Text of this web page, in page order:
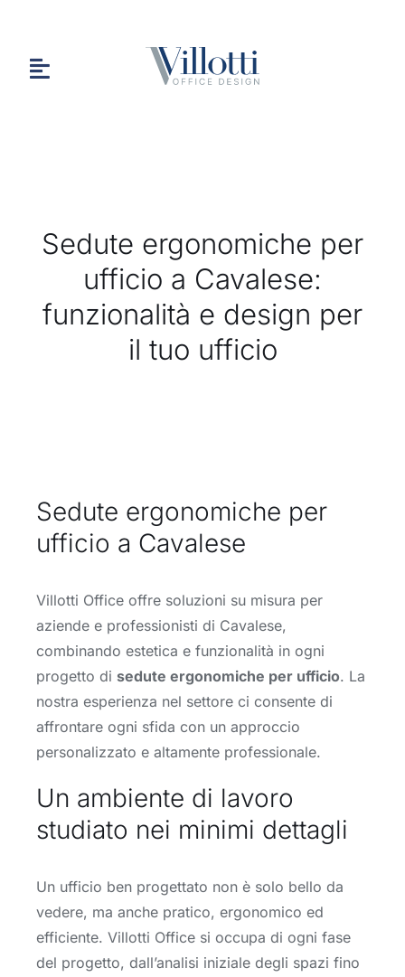
contenuto
Toggle
CHI SIAMO
PORTFOLIO
Sedute ergonomiche per
ufficio a Cavalese:
funzionalità e design per
il tuo ufficio
Sedute ergonomiche per
ufficio a Cavalese
Villotti Office offre soluzioni su misura per
aziende e professionisti di Cavalese,
combinando estetica e funzionalità in ogni
progetto di sedute ergonomiche per ufficio. La
nostra esperienza nel settore ci consente di
affrontare ogni sfida con un approccio
personalizzato e altamente professionale.
Un ambiente di lavoro
studiato nei minimi dettagli
Un ufficio ben progettato non è solo bello da
vedere, ma anche pratico, ergonomico ed
efficiente. Villotti Office si occupa di ogni fase
del progetto, dall’analisi iniziale degli spazi fino